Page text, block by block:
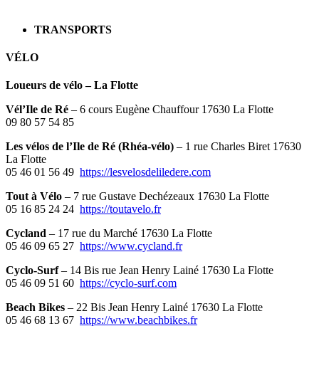
TRANSPORTS
VÉLO
Loueurs de vélo – La Flotte
Vél’Ile de Ré – 6 cours Eugène Chauffour 17630 La Flotte
09 80 57 54 85
Les vélos de l’Ile de Ré (Rhéa-vélo) – 1 rue Charles Biret 17630
La Flotte
05 46 01 56 49 https://lesvelosdeliledere.com
Tout à Vélo – 7 rue Gustave Dechézeaux 17630 La Flotte
05 16 85 24 24 https://toutavelo.fr
Cycland – 17 rue du Marché 17630 La Flotte
05 46 09 65 27 https://www.cycland.fr
Cyclo-Surf– 14 Bis rue Jean Henry Lainé 17630 La Flotte
05 46 09 51 60 https://cyclo-surf.com
Beach Bikes – 22 Bis Jean Henry Lainé 17630 La Flotte
05 46 68 13 67 https://www.beachbikes.fr